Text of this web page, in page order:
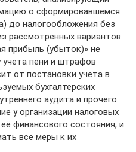
о сформировавшемся
до налогообложения без
рассмотренных вариантов
прибыль (убыток)» не
учета пени и штрафов
от постановки учёта в
бухгалтерских
аудита и прочего.
у организации налоговых
финансового состояния, и
все меры к их